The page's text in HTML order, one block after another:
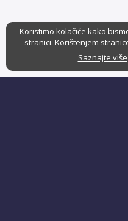
Koristimo kolačiće kako
stranici. Korištenjem
Saznajte više